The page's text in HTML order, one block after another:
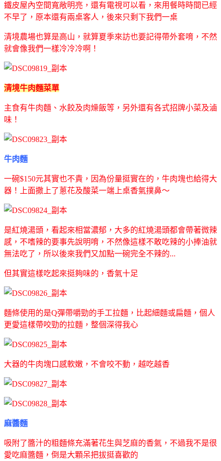
鐵皮屋內空間寬敞明亮，還有電視可以看，來用餐時時間已經
不早了，原本還有兩桌客人，後來只剩下我們一桌
清境農場也算是高山，就算夏季來訪也要記得帶外套唷，不然
就會像我們一樣冷冷冷啊！
清境牛肉麵菜單
主食有牛肉麵、水餃及肉燥飯等，另外還有各式招牌小菜及滷
味！
牛肉麵
一碗$150元其實也不貴，因為份量挺實在的，牛肉塊也給得大
器！上面撒上了蔥花及酸菜一端上桌香氣撲鼻～
是紅燒湯頭，看起來相當濃郁，大多的紅燒湯頭都會帶著微辣
感，不嗜辣的要事先說明唷，不然像這樣不敢吃辣的小捧油就
無法吃了，所以後來我們又加點一碗完全不辣的...
但其實這樣吃起來挺夠味的，香氣十足
麵條使用的是Q彈帶嚼勁的手工拉麵，比起細麵或扁麵，個人
更愛這樣帶咬勁的拉麵，整個深得我心
大器的牛肉塊口感軟嫩，不會咬不動，越吃越香
麻醬麵
吸附了醬汁的粗麵條充滿著花生與芝麻的香氣，不過我不是很
愛吃麻醬麵，倒是大顆呆把拔挺喜歡的